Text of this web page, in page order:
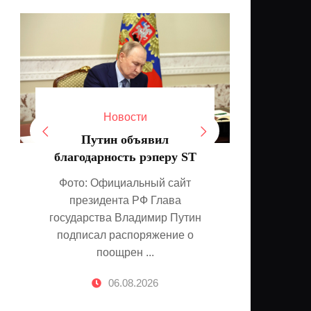
Новости
Путин объявил
благодарность рэперу ST
Фото: Официальный сайт
президента РФ Глава
государства Владимир Путин
подписал распоряжение о
поощрен ...
06.08.2026